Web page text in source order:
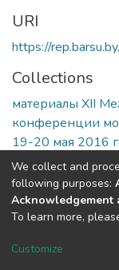
URI
https://
Collections
материалы XII
конференции
19-20 мая 2016
Full item page
DSpace
Cookie
We collect and
following purposes:
Acknowledgement
To learn more,
Customize